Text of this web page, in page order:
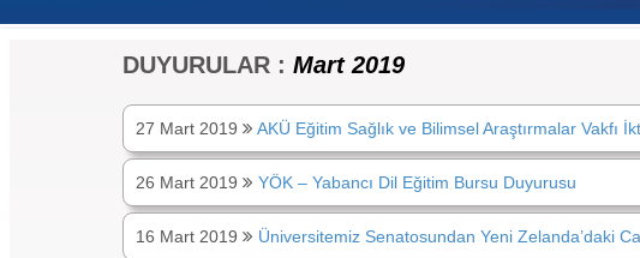
DUYURULAR : Mart 2019
27 Mart 2019 AKÜ Eğitim Sağlık ve Bilimsel Araştırmalar Vakfı
26 Mart 2019 YÖK – Yabancı Dil Eğitim Bursu Duyurusu
16 Mart 2019 Üniversitemiz Senatosundan Yeni Zelanda’daki